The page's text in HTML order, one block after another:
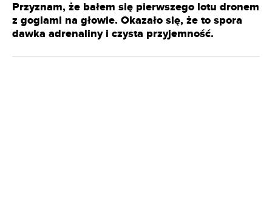
Przyznam, że bałem się pierwszego lotu dronem
z goglami na głowie. Okazało się, że to spora
dawka adrenaliny i czysta przyjemność.